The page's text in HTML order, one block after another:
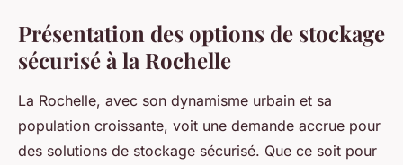
Présentation des options de stockage
sécurisé à la Rochelle
La Rochelle, avec son dynamisme urbain et sa
population croissante, voit une demande accrue pour
des solutions de stockage sécurisé. Que ce soit pour